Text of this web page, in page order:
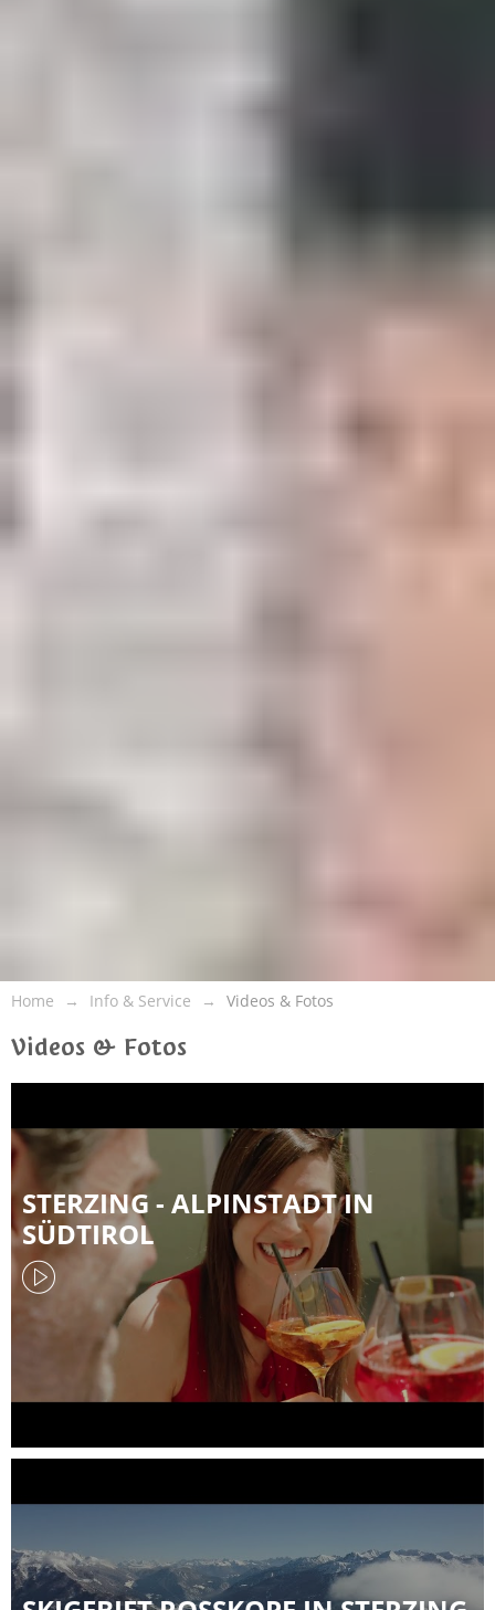
Home Info & Service Videos & Fotos
Videos & Fotos
STERZING - ALPINSTADT IN
SÜDTIROL